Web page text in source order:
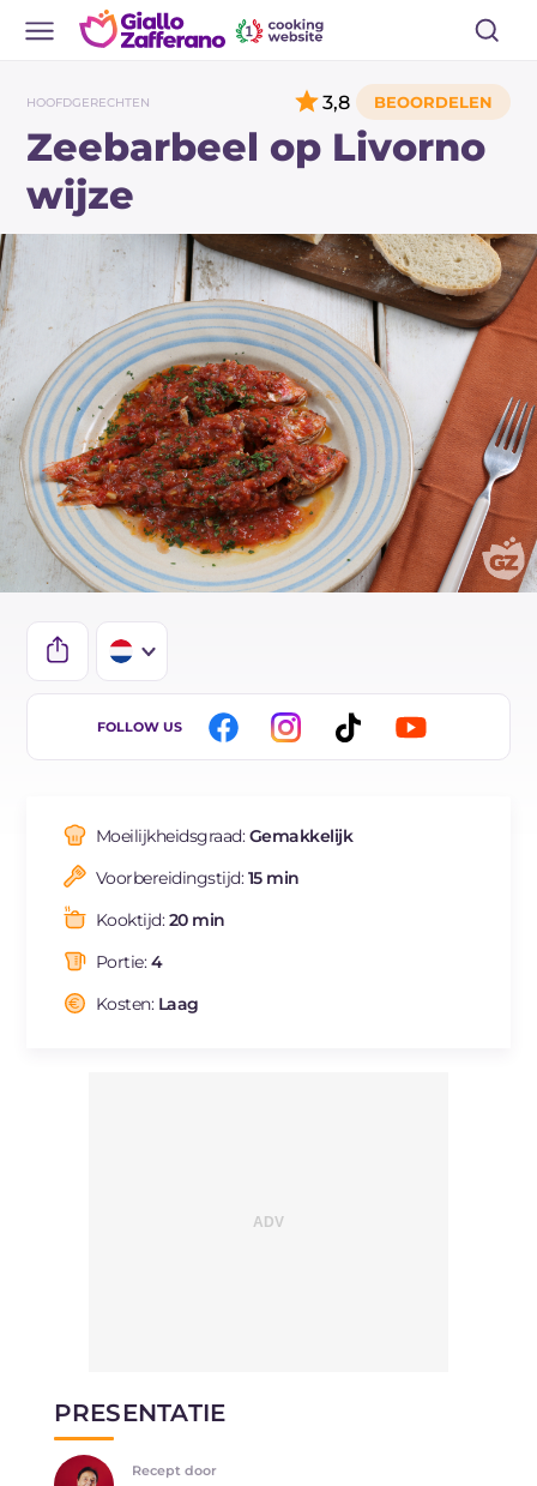
HOOFDGERECHTEN
Zeebarbeel op Livorno
wijze
3,8
IT
FR
DE
BR
FOLLOW US
Moeilijkheidsgraad:Gemakkelijk
Voorbereidingstijd:15 min
Kooktijd:20 min
Portie:4
Kosten: Laag
PRESENTATIE
Recept door